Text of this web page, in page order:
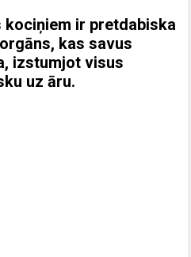
ir pretdabiska
kas savus
izstumjot visus
uz āru.